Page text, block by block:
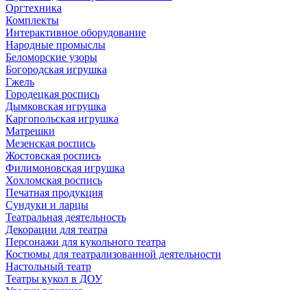
Оргтехника
Комплекты
Интерактивное оборудование
Народные промыслы
Беломорские узоры
Богородская игрушка
Гжель
Городецкая роспись
Дымковская игрушка
Каргопольская игрушка
Матрешки
Мезенская роспись
Жостовская роспись
Филимоновская игрушка
Хохломская роспись
Печатная продукция
Сундуки и ларцы
Театральная деятельность
Декорации для театра
Персонажи для кукольного театра
Костюмы для театрализованной деятельности
Настольный театр
Театры кукол в ДОУ